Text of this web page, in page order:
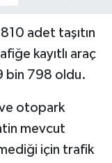
adet taşıtın
kayıtlı araç
bin 798 oldu.
ve otopark
mevcut
için trafik